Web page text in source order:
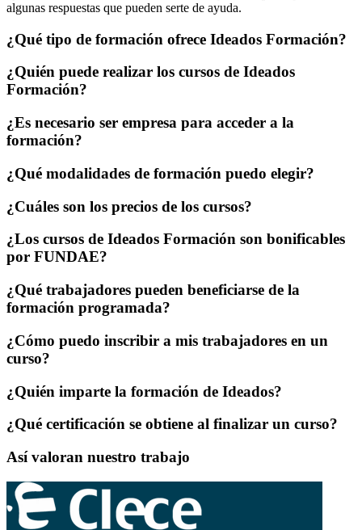
algunas respuestas que pueden serte de ayuda.
¿Qué tipo de formación ofrece Ideados Formación?
¿Quién puede realizar los cursos de Ideados
Formación?
¿Es necesario ser empresa para acceder a la
formación?
¿Qué modalidades de formación puedo elegir?
¿Cuáles son los precios de los cursos?
¿Los cursos de Ideados Formación son bonificables
por FUNDAE?
¿Qué trabajadores pueden beneficiarse de la
formación programada?
¿Cómo puedo inscribir a mis trabajadores en un
curso?
¿Quién imparte la formación de Ideados?
¿Qué certificación se obtiene al finalizar un curso?
Así valoran nuestro trabajo